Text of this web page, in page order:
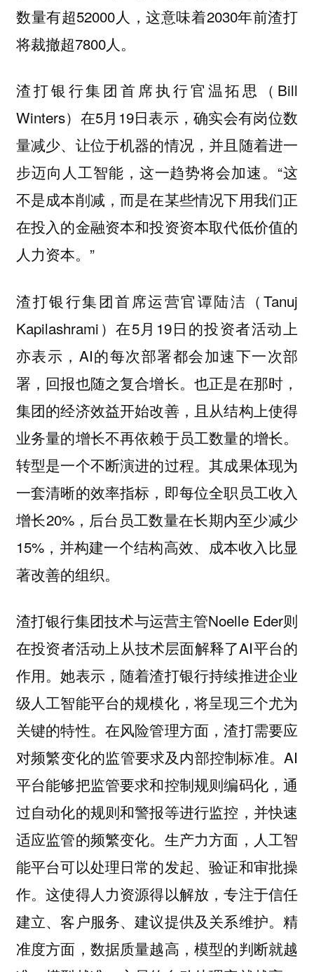
数量有超52000人，这意味着2030年前渣打
将裁撤超7800人。
渣打银行集团首席执行官温拓思（Bill
Winters）在5月19日表示，确实会有岗位数
量减少、让位于机器的情况，并且随着进一
步迈向人工智能，这一趋势将会加速。“这
不是成本削减，而是在某些情况下用我们正
在投入的金融资本和投资资本取代低价值的
人力资本。”
渣打银行集团首席运营官谭陆洁（Tanuj
Kapilashrami）在5月19日的投资者活动上
亦表示，AI的每次部署都会加速下一次部
署，回报也随之复合增长。也正是在那时，
集团的经济效益开始改善，且从结构上使得
业务量的增长不再依赖于员工数量的增长。
转型是一个不断演进的过程。其成果体现为
一套清晰的效率指标，即每位全职员工收入
增长20%，后台员工数量在长期内至少减少
15%，并构建一个结构高效、成本收入比显
著改善的组织。
渣打银行集团技术与运营主管Noelle Eder则
在投资者活动上从技术层面解释了AI平台的
作用。她表示，随着渣打银行持续推进企业
级人工智能平台的规模化，将呈现三个尤为
关键的特性。在风险管理方面，渣打需要应
对频繁变化的监管要求及内部控制标准。AI
平台能够把监管要求和控制规则编码化，通
过自动化的规则和警报等进行监控，并快速
适应监管的频繁变化。生产力方面，人工智
能平台可以处理日常的发起、验证和审批操
作。这使得人力资源得以解放，专注于信任
建立、客户服务、建议提供及关系维护。精
准度方面，数据质量越高，模型的判断就越